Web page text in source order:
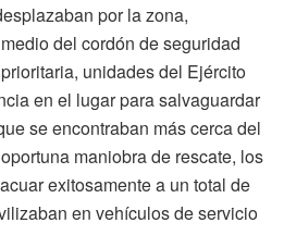
por la zona,
del cordón de seguridad
unidades del Ejército
en el lugar para salvaguardar
se encontraban más cerca del
maniobra de rescate, los
exitosamente a un total de
en vehículos de servicio